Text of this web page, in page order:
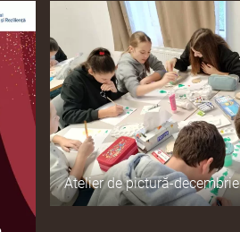
Atelier de pictură-decembrie